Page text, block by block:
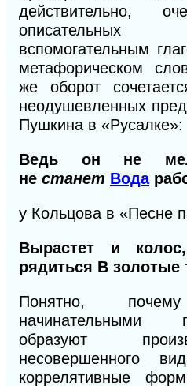
действительно,
вспомогательным
метафорическом
же оборот
неодушевленных
Пушкина в «Русалке»:
Ведь он не
не станет Вода
у Кольцова в «Песне
Вырастет и
рядиться В золотые
Понятно,
начинательными
образуют
несовершенного
коррелятивные